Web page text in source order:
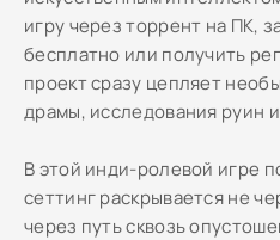
игру через торрент на ПК,
бесплатно или получить
проект сразу цепляет
драмы, исследования руин
В этой инди-ролевой игре
сеттинг раскрывается не
через путь сквозь